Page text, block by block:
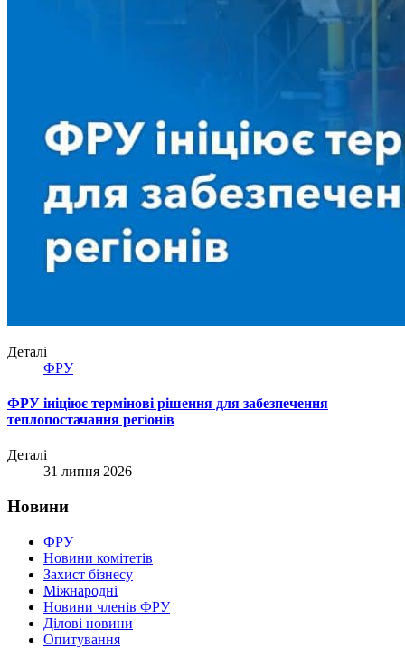
Деталі
ФРУ
ФРУ ініціює термінові рішення для забезпечення
теплопостачання регіонів
Деталі
31 липня 2026
Новини
ФРУ
Новини комітетів
Захист бізнесу
Міжнародні
Новини членів ФРУ
Ділові новини
Опитування